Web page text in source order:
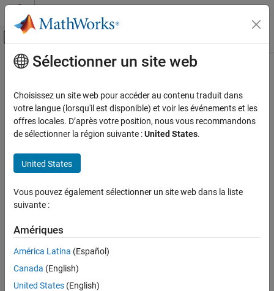
Passer au contenu
Activer/désactiver l'affichage du menu
Accueil de la documentation
Contenu principal
How useful was this information?
Sélectionner un site web
Choisissez un site web pour accéder au contenu traduit dans
votre langue (lorsqu'il est disponible) et voir les événements et les
offres locales. D’après votre position, nous vous recommandons
de sélectionner la région suivante :United States.
United States
Vous pouvez également sélectionner un site web dans la liste
suivante :
Amériques
América Latina (Español)
Canada (English)
United States (English)